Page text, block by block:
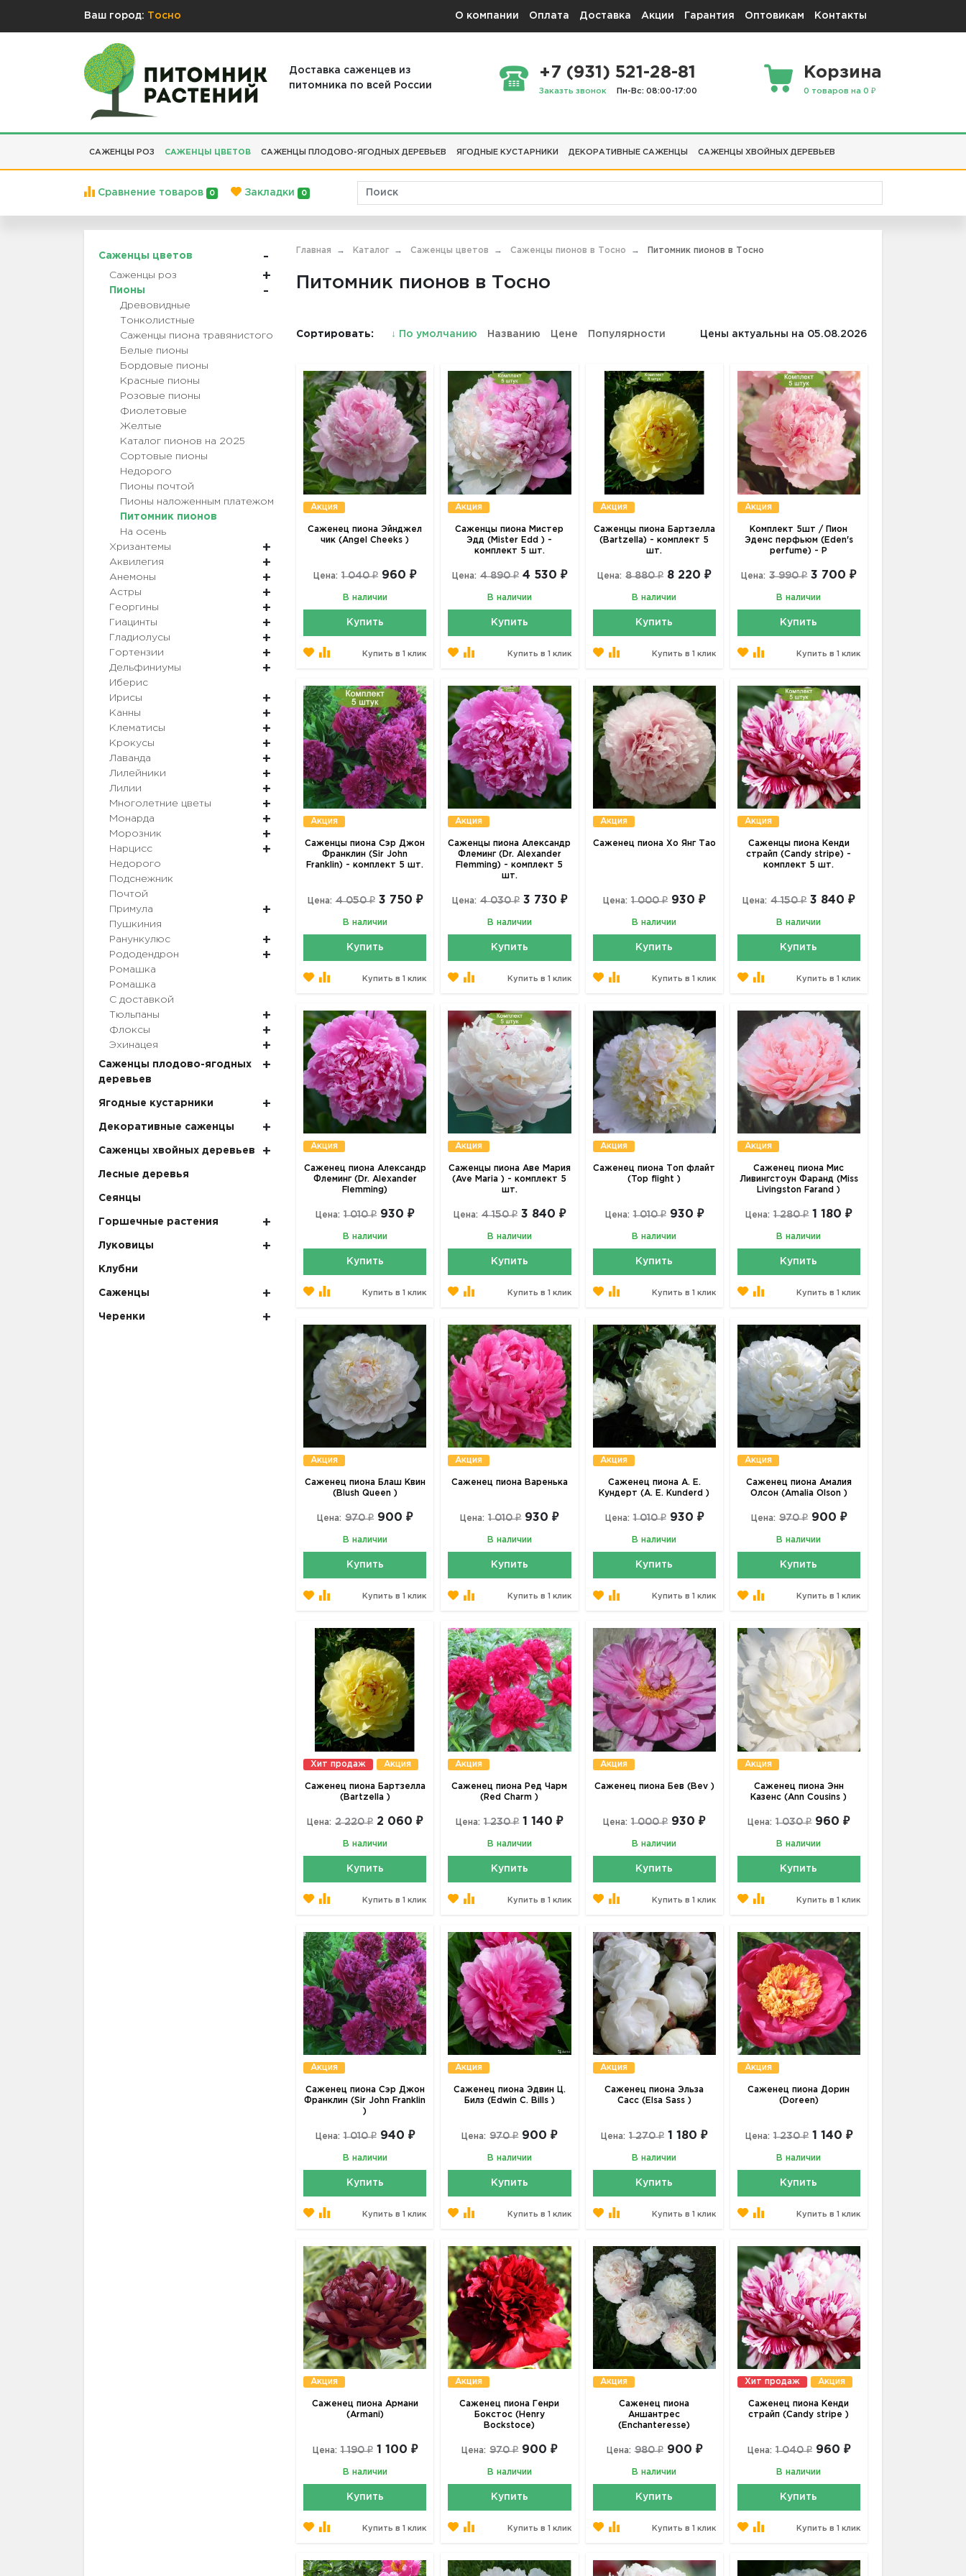
Ваш город: Тосно О компании Оплата Доставка Акции Гарантия Оптовикам Контакты
Доставка саженцев из
питомника по всей России
+7 (931) 521-28-81
Заказть звонок Пн-Вс: 08:00-17:00
Корзина
0 товаров на 0 ₽
САЖЕНЦЫ РОЗ САЖЕНЦЫ ЦВЕТОВ САЖЕНЦЫ ПЛОДОВО-ЯГОДНЫХ ДЕРЕВЬЕВ ЯГОДНЫЕ КУСТАРНИКИ ДЕКОРАТИВНЫЕ САЖЕНЦЫ САЖЕНЦЫ ХВОЙНЫХ ДЕРЕВЬЕВ
Сравнение товаров 0 Закладки 0
Саженцы цветов
Саженцы роз
Пионы
Древовидные
Тонколистные
Саженцы пиона травянистого
Белые пионы
Бордовые пионы
Красные пионы
Розовые пионы
Фиолетовые
Желтые
Каталог пионов на 2025
Сортовые пионы
Недорого
Пионы почтой
Пионы наложенным платежом
Питомник пионов
На осень
Хризантемы
Аквилегия
Анемоны
Астры
Георгины
Гиацинты
Гладиолусы
Гортензии
Дельфиниумы
Иберис
Ирисы
Канны
Клематисы
Крокусы
Лаванда
Лилейники
Лилии
Многолетние цветы
Монарда
Морозник
Нарцисс
Недорого
Подснежник
Почтой
Примула
Пушкиния
Ранункулюс
Рододендрон
Ромашка
Ромашка
С доставкой
Тюльпаны
Флоксы
Эхинацея
Саженцы плодово-ягодных
деревьев
Ягодные кустарники
Декоративные саженцы
Саженцы хвойных деревьев
Лесные деревья
Сеянцы
Горшечные растения
Луковицы
Клубни
Саженцы
Черенки
Главная Каталог Саженцы цветов Саженцы пионов в Тосно Питомник пионов в Тосно
Питомник пионов в Тосно
Сортировать: ↓ По умолчанию Названию Цене Популярности Цены актуальны на 05.08.2026
Акция
Саженец пиона Эйнджел
чик (Angel Cheeks )
Цена: 1 040 ₽ 960 ₽
В наличии
Купить
Купить в 1 клик
Акция
Саженцы пиона Мистер
Эдд (Mister Edd ) -
комплект 5 шт.
Цена: 4 890 ₽ 4 530 ₽
В наличии
Купить
Купить в 1 клик
Акция
Саженцы пиона Бартзелла
(Bartzella) - комплект 5
шт.
Цена: 8 880 ₽ 8 220 ₽
В наличии
Купить
Купить в 1 клик
Акция
Комплект 5шт / Пион
Эденс перфьюм (Eden's
perfume) - Р
Цена: 3 990 ₽ 3 700 ₽
В наличии
Купить
Купить в 1 клик
Акция
Саженцы пиона Сэр Джон
Франклин (Sir John
Franklin) - комплект 5 шт.
Цена: 4 050 ₽ 3 750 ₽
В наличии
Купить
Купить в 1 клик
Акция
Саженцы пиона Александр
Флеминг (Dr. Alexander
Flemming) - комплект 5
шт.
Цена: 4 030 ₽ 3 730 ₽
В наличии
Купить
Купить в 1 клик
Акция
Саженец пиона Xо Янг Тао
Цена: 1 000 ₽ 930 ₽
В наличии
Купить
Купить в 1 клик
Акция
Саженцы пиона Кенди
страйп (Candy stripe) -
комплект 5 шт.
Цена: 4 150 ₽ 3 840 ₽
В наличии
Купить
Купить в 1 клик
Акция
Саженец пиона Александр
Флеминг (Dr. Alexander
Flemming)
Цена: 1 010 ₽ 930 ₽
В наличии
Купить
Купить в 1 клик
Акция
Саженцы пиона Аве Мария
(Ave Maria ) - комплект 5
шт.
Цена: 4 150 ₽ 3 840 ₽
В наличии
Купить
Купить в 1 клик
Акция
Саженец пиона Топ флайт
(Top flight )
Цена: 1 010 ₽ 930 ₽
В наличии
Купить
Купить в 1 клик
Акция
Саженец пиона Мис
Ливингстоун Фаранд (Miss
Livingston Farand )
Цена: 1 280 ₽ 1 180 ₽
В наличии
Купить
Купить в 1 клик
Акция
Саженец пиона Блаш Квин
(Blush Queen )
Цена: 970 ₽ 900 ₽
В наличии
Купить
Купить в 1 клик
Акция
Саженец пиона Варенька
Цена: 1 010 ₽ 930 ₽
В наличии
Купить
Купить в 1 клик
Акция
Саженец пиона А. Е.
Кундерт (A. E. Kunderd )
Цена: 1 010 ₽ 930 ₽
В наличии
Купить
Купить в 1 клик
Акция
Саженец пиона Амалия
Олсон (Amalia Olson )
Цена: 970 ₽ 900 ₽
В наличии
Купить
Купить в 1 клик
Хит продаж Акция
Саженец пиона Бартзелла
(Bartzella )
Цена: 2 220 ₽ 2 060 ₽
В наличии
Купить
Купить в 1 клик
Акция
Саженец пиона Ред Чарм
(Red Charm )
Цена: 1 230 ₽ 1 140 ₽
В наличии
Купить
Купить в 1 клик
Акция
Саженец пиона Бев (Bev )
Цена: 1 000 ₽ 930 ₽
В наличии
Купить
Купить в 1 клик
Акция
Саженец пиона Энн
Казенс (Ann Cousins )
Цена: 1 030 ₽ 960 ₽
В наличии
Купить
Купить в 1 клик
Акция
Саженец пиона Сэр Джон
Франклин (Sir John Franklin
)
Цена: 1 010 ₽ 940 ₽
В наличии
Купить
Купить в 1 клик
Акция
Саженец пиона Эдвин Ц.
Билз (Edwin C. Bills )
Цена: 970 ₽ 900 ₽
В наличии
Купить
Купить в 1 клик
Акция
Саженец пиона Эльза
Сасс (Elsa Sass )
Цена: 1 270 ₽ 1 180 ₽
В наличии
Купить
Купить в 1 клик
Акция
Саженец пиона Дорин
(Doreen)
Цена: 1 230 ₽ 1 140 ₽
В наличии
Купить
Купить в 1 клик
Акция
Саженец пиона Армани
(Armani)
Цена: 1 190 ₽ 1 100 ₽
В наличии
Купить
Купить в 1 клик
Акция
Саженец пиона Генри
Бокстос (Henry
Bockstoce)
Цена: 970 ₽ 900 ₽
В наличии
Купить
Купить в 1 клик
Акция
Саженец пиона
Аншантрес
(Enchanteresse)
Цена: 980 ₽ 900 ₽
В наличии
Купить
Купить в 1 клик
Хит продаж Акция
Саженец пиона Кенди
страйп (Candy stripe )
Цена: 1 040 ₽ 960 ₽
В наличии
Купить
Купить в 1 клик